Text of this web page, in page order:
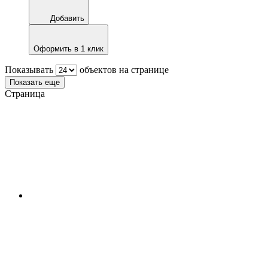
Добавить
Оформить в 1 клик
Показывать объектов на странице
Показать еще
Страница